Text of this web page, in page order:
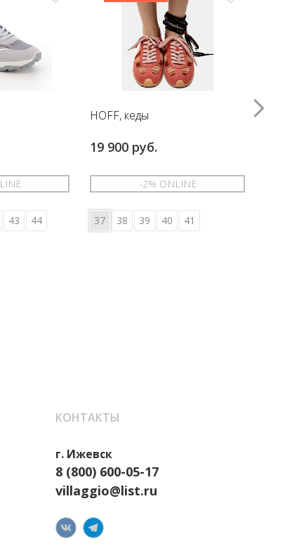
43
44
HOFF, кеды
19 900 руб.
-2% ONLINE
37 38 39 40 41
КОНТАКТЫ
г. Ижевск
8 (800) 600-05-17
villaggio@list.ru